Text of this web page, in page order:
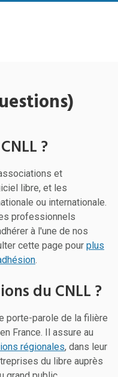
?
et
libre, et les
ou internationale.
professionnels
à l'une de nos
cette page pour plus
.
du CNLL ?
porte-parole de la filière
France. Il assure au
régionales, dans leur
du libre auprès